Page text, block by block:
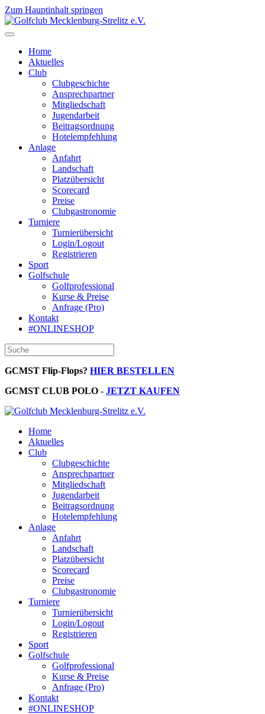
Zum Hauptinhalt springen
Home
Aktuelles
Club
Clubgeschichte
Ansprechpartner
Mitgliedschaft
Jugendarbeit
Beitragsordnung
Hotelempfehlung
Anlage
Anfahrt
Landschaft
Platzübersicht
Scorecard
Preise
Clubgastronomie
Turniere
Turnierübersicht
Login/Logout
Registrieren
Sport
Golfschule
Golfprofessional
Kurse & Preise
Anfrage (Pro)
Kontakt
#ONLINESHOP
GCMST Flip-Flops? HIER BESTELLEN
GCMST CLUB POLO - JETZT KAUFEN
Home
Aktuelles
Club
Clubgeschichte
Ansprechpartner
Mitgliedschaft
Jugendarbeit
Beitragsordnung
Hotelempfehlung
Anlage
Anfahrt
Landschaft
Platzübersicht
Scorecard
Preise
Clubgastronomie
Turniere
Turnierübersicht
Login/Logout
Registrieren
Sport
Golfschule
Golfprofessional
Kurse & Preise
Anfrage (Pro)
Kontakt
#ONLINESHOP